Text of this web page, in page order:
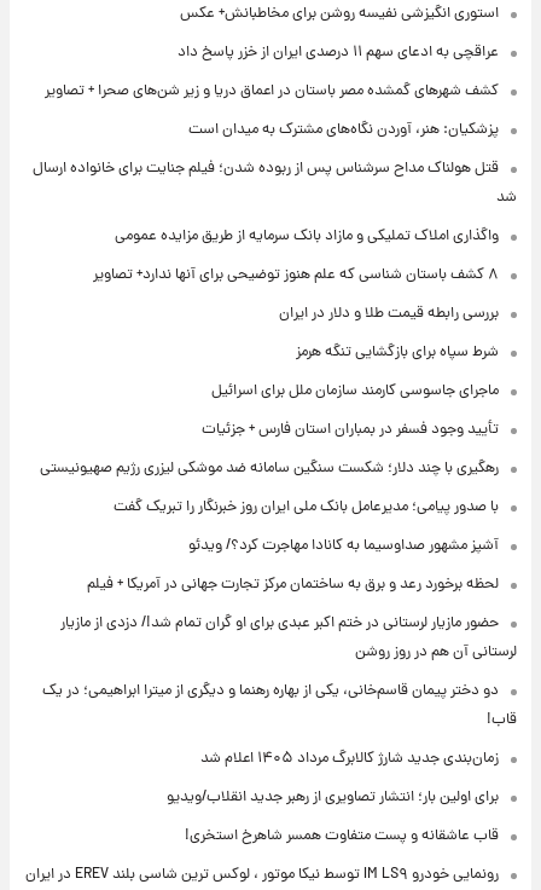
استوری انگیزشی نفیسه روشن برای مخاطبانش+ عکس
عراقچی به ادعای سهم ۱۱ درصدی ایران از خزر پاسخ داد
کشف شهرهای گمشده مصر باستان در اعماق دریا و زیر شن‌های صحرا + تصاویر
پزشکیان: هنر، آوردن نگاه‌های مشترک به میدان است
قتل هولناک مداح سرشناس پس از ربوده شدن؛ فیلم جنایت برای خانواده ارسال
شد
واگذاری املاک تملیکی و مازاد بانک سرمایه از طریق مزایده عمومی
۸ کشف باستان شناسی که علم هنوز توضیحی برای آنها ندارد+ تصاویر
بررسی رابطه قیمت طلا و دلار در ایران
شرط سپاه برای بازگشایی تنگه هرمز
ماجرای جاسوسی کارمند سازمان ملل برای اسرائیل
تأیید وجود فسفر در بمباران استان فارس + جزئیات
رهگیری با چند دلار؛ شکست سنگین سامانه ضد موشکی لیزری رژیم صهیونیستی
با صدور پیامی؛ مدیرعامل بانک ملی ایران روز خبرنگار را تبریک گفت
آشپز مشهور صداوسیما به کانادا مهاجرت کرد؟/ ویدئو
لحظه برخورد رعد و برق به ساختمان مرکز تجارت جهانی در آمریکا + فیلم
حضور مازیار لرستانی در ختم اکبر عبدی برای او گران تمام شد!/ دزدی از مازیار
لرستانی آن هم در روز روشن
دو دختر پیمان قاسم‌خانی، یکی از بهاره رهنما و دیگری از میترا ابراهیمی؛ در یک
قاب!
زمان‌بندی جدید شارژ کالابرگ مرداد ۱۴۰۵ اعلام شد
برای اولین بار؛ انتشار تصاویری از رهبر جدید انقلاب/ویدیو
قاب عاشقانه و پست متفاوت همسر شاهرخ استخری!
رونمایی خودرو IM LS۹ توسط نیکا موتور ، لوکس ترین شاسی بلند EREV در ایران